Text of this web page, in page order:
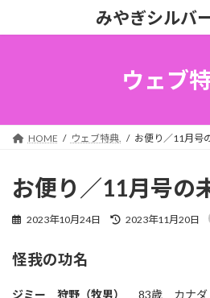
みやぎシルバ
ウェブ
HOME ウェブ特典. お便り／11月号
お便り／11月号の
2023年10月24日
最
2023年11月20日
怪我の功名
ジミー 狩野（牧男） 83歳 カナダ